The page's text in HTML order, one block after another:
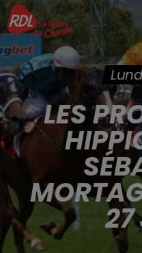
LES
27